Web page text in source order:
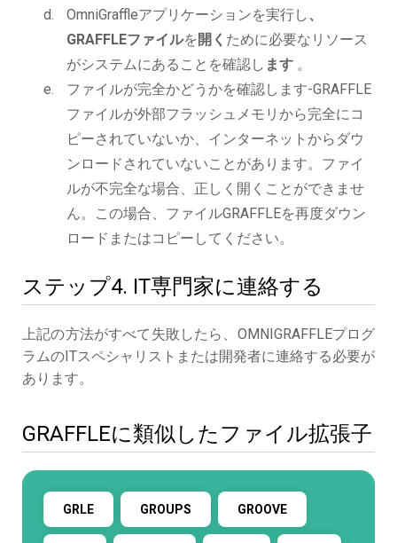
OmniGraffleアプリケーションを実行し、
GRAFFLEファイルを 開く ために必要なリソース
がシステムにあることを確認し ます 。
ファイルが完全かどうかを確認します-GRAFFLE
ファイルが外部フラッシュメモリから完全にコ
ピーされていないか、インターネットからダウ
ンロードされていないことがあります。ファイ
ルが不完全な場合、正しく開くことができませ
ん。この場合、ファイルGRAFFLEを再度ダウン
ロードまたはコピーしてください。
ステップ4. IT専門家に連絡する
上記の方法がすべて失敗したら、OMNIGRAFFLEプログ
ラムのITスペシャリストまたは開発者に連絡する必要が
あります。
GRAFFLEに類似したファイル拡張子
GRLE GROUPS GROOVE